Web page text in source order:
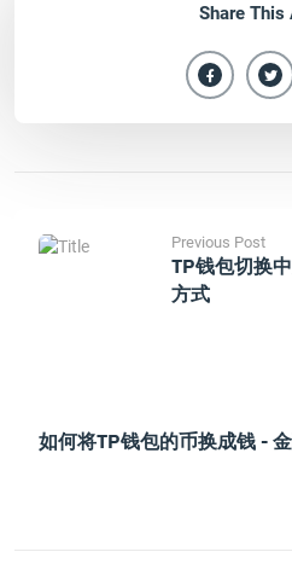
Share This
Previous Post
TP钱包切换
方式
如何将TP钱包的币换成钱 -